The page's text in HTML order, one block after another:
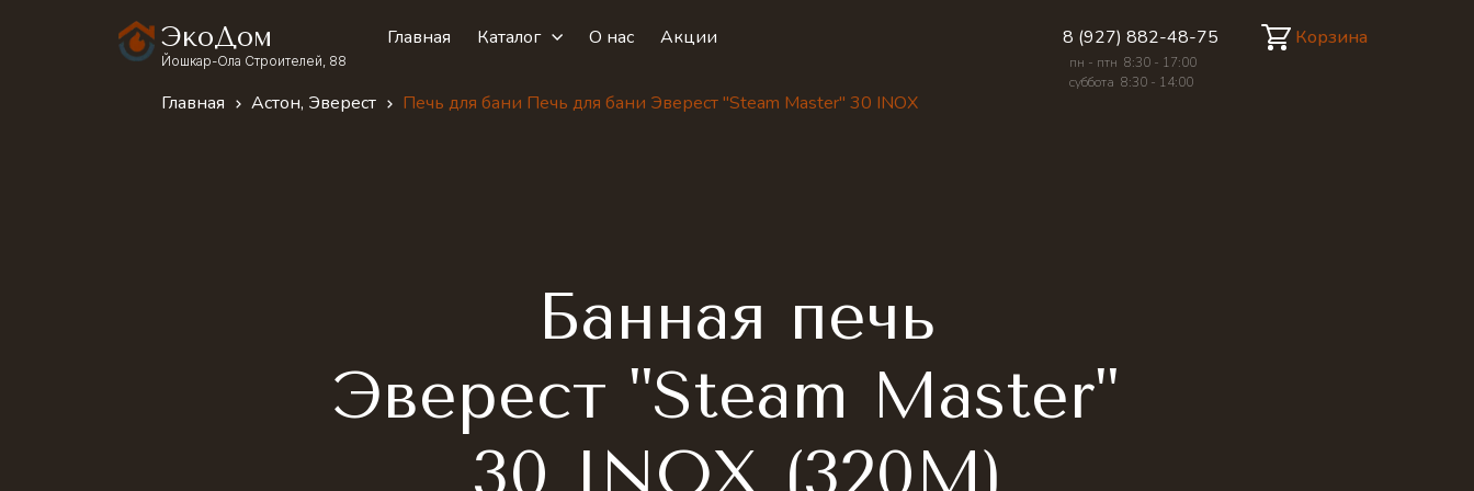
Главная Каталог О нас Акции 8 (927) 882-48-75 Корзина
Банная печь
Эверест "Steam Master"
30 INOX (320М)
Главная Астон, Эверест Печь для бани Печь для бани Эверест "Steam Master" 30 INOX
пн - птн 8:30 - 17:00
суббота 8:30 - 14:00
Йошкар-Ола Строителей, 88
ЭкоДом